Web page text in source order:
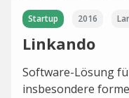
Startup 2016
Linkando
Software-Lösung
insbesondere